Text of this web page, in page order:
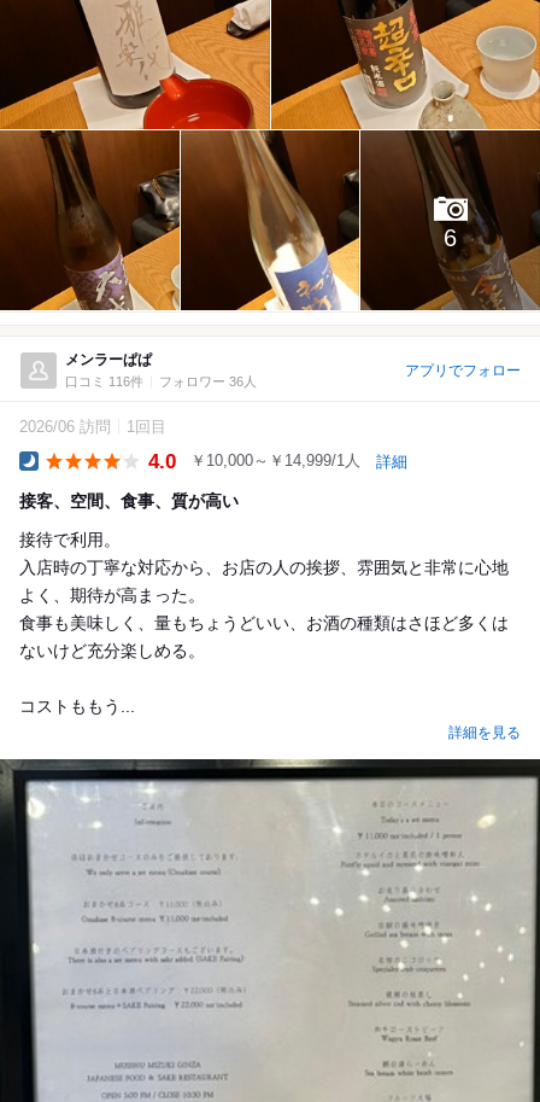
6
メンラーぱぱ
口コミ 116件 フォロワー 36人
アプリでフォロー
2026/06 訪問 1回目
4.0 ￥10,000～￥14,999/1人 詳細
接客、空間、食事、質が高い
接待で利用。
入店時の丁寧な対応から、お店の人の挨拶、雰囲気と非常に心地
よく、期待が高まった。
食事も美味しく、量もちょうどいい、お酒の種類はさほど多くは
ないけど充分楽しめる。
コストももう...
詳細を見る